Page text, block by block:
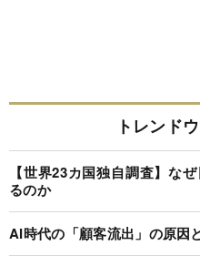
トレンド
【世界23カ国独自調査】な
るのか
AI時代の「顧客流出」の原因